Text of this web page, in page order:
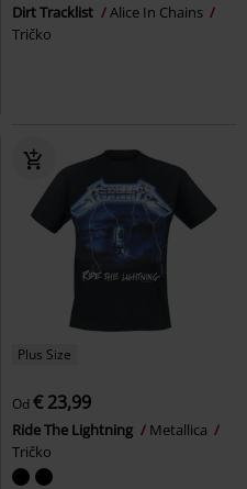
Dirt Tracklist
Alice In Chains
Tričko
Plus Size
Od € 23,99
Ride The Lightning
Metallica
Tričko